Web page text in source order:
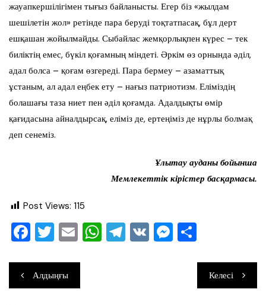
жауапкершілігімен тығыз байланысты. Егер біз «жылдам
шешілетін жол» ретінде пара беруді тоқтатпасақ, бұл дерт
ешқашан жойылмайды. Сыбайлас жемқорлықпен күрес – тек
биліктің емес, бүкіл қоғамның міндеті. Әркім өз орнында әділ,
адал болса – қоғам өзгереді. Пара бермеу – азаматтық
ұстаным, ал адал еңбек ету – нағыз патриотизм. Еліміздің
болашағы таза ниет пен әділ қоғамда. Адалдықты өмір
қағидасына айналдырсақ, еліміз де, ертеңіміз де нұрлы болмақ
деп сенеміз.
Ұлытау ауданы бойынша
Мемлекеттік кірістер басқармасы.
Post Views: 115
F
c
e
T
tt
er
E
ai
l
W T V M
ра
ви
Навигация
по
Алдыңғы Келесі